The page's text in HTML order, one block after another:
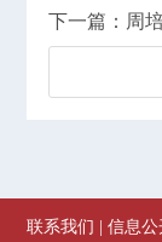
下一篇：周
联系我们 |信息公